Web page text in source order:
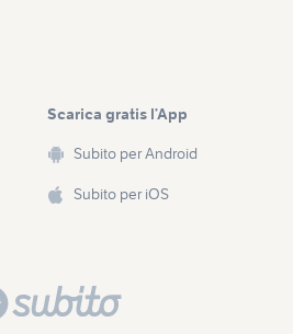
Scarica gratis l’App
Subito per Android
Subito per iOS